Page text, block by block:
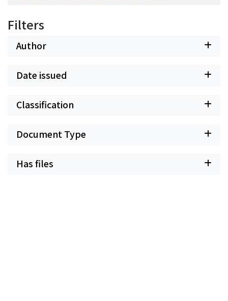
Filters
Author
Date issued
Classification
Document Type
Has files